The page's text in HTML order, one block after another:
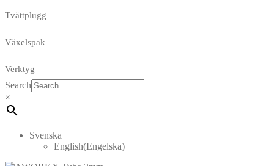
Tvättplugg
Växelspak
Verktyg
Search
×
Svenska
English(Engelska)